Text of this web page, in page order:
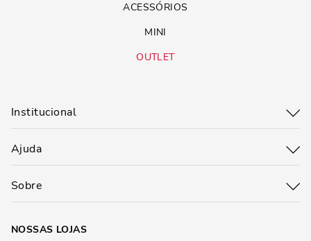
ACESSÓRIOS
MINI
OUTLET
Institucional
Ajuda
Sobre
NOSSAS LOJAS